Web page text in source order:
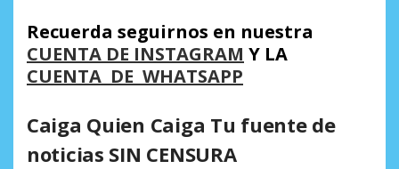
Recuerda seguirnos en nuestra
CUENTA DE INSTAGRAM Y LA
CUENTA DE WHATSAPP
Caiga Quien Caiga Tu fuente de
noticias SIN CENSURA